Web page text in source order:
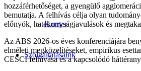
Karrier
Szolgáltatásaink
hozzáférhetőséget, a gyengülő
bemutatja. A felhívás célja olyan
előnyök, hatékonyságjavulások és
Az ABS 2026-os éves konferenciájára
elméleti megközelítéseket, empirikus
CESCI felhívása és a kapcsolódó